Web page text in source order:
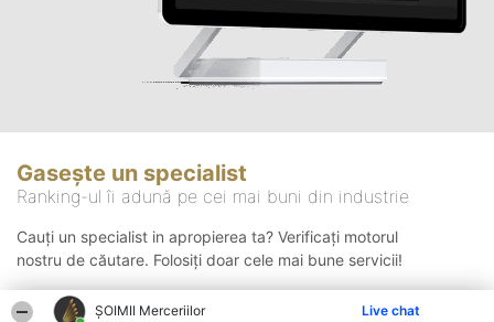
ȘOIMII Merceriilor Live chat
Gasește un specialist
Ranking-ul îi adună pe cei mai buni din industrie
Cauți un specialist in apropierea ta? Verificați motorul
nostru de căutare. Folosiți doar cele mai bune servicii!